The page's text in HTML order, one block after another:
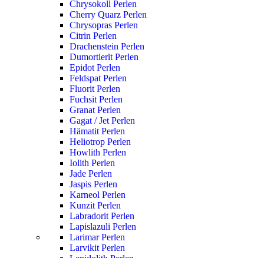
Chrysokoll Perlen
Cherry Quarz Perlen
Chrysopras Perlen
Citrin Perlen
Drachenstein Perlen
Dumortierit Perlen
Epidot Perlen
Feldspat Perlen
Fluorit Perlen
Fuchsit Perlen
Granat Perlen
Gagat / Jet Perlen
Hämatit Perlen
Heliotrop Perlen
Howlith Perlen
Iolith Perlen
Jade Perlen
Jaspis Perlen
Karneol Perlen
Kunzit Perlen
Labradorit Perlen
Lapislazuli Perlen
Larimar Perlen
Larvikit Perlen